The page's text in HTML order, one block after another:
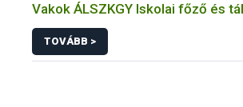
Vakok ÁLSZKGY Iskolai főző és
Budapest, XIV.kerület
TOVÁBB >